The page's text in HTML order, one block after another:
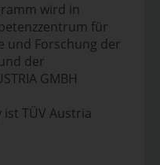
wird in
für
und Forschung der
der
GMBH
ist TÜV Austria